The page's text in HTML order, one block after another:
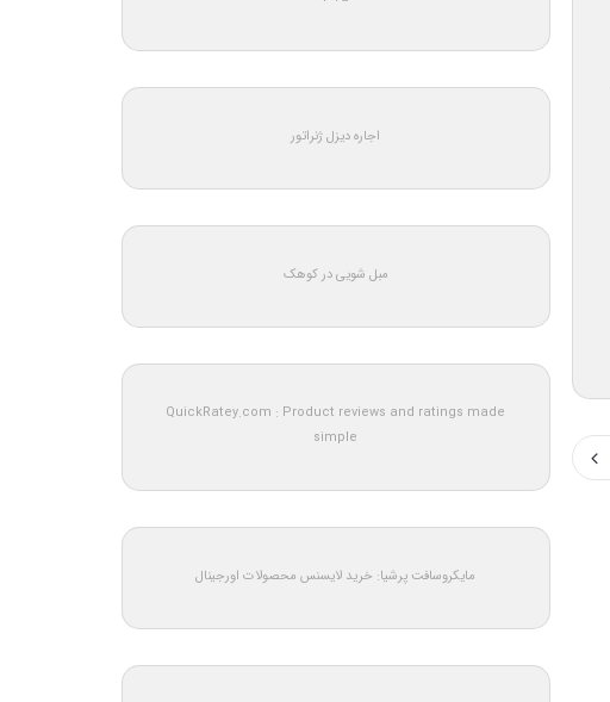
اجاره دیزل ژنراتور
مبل شویی در کوهک
QuickRatey.com : Product reviews and ratings made
simple
مایکروسافت پرشیا: خرید لایسنس محصولات اورجینال